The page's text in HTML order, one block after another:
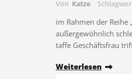
Von Katze
im Rahmen der
außergewöhnlich
taffe Geschäftsfrau
Weiterlesen